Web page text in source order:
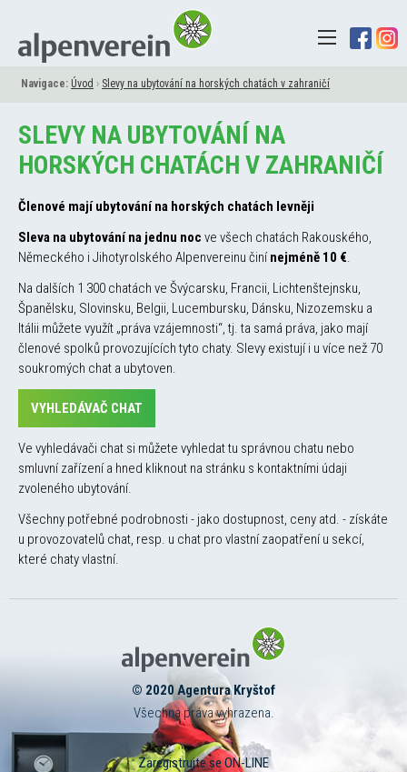
Navigace: Úvod › Slevy na ubytování na horských chatách v zahraničí
SLEVY NA UBYTOVÁNÍ NA
HORSKÝCH CHATÁCH V ZAHRANIČÍ
Členové mají ubytování na horských chatách levněji
Sleva na ubytování na jednu noc ve všech chatách Rakouského,
Německého i Jihotyrolského Alpenvereinu činínejméně 10 €.
Na dalších 1 300 chatách ve Švýcarsku, Francii, Lichtenštejnsku,
Španělsku, Slovinsku, Belgii, Lucembursku, Dánsku, Nizozemsku a
Itálii můžete využít „práva vzájemnosti“, tj. ta samá práva, jako mají
členové spolků provozujících tyto chaty. Slevy existují i u více než 70
soukromých chat a ubytoven.
VYHLEDÁVAČ CHAT
Ve vyhledávači chat si můžete vyhledat tu správnou chatu nebo
smluvní zařízení a hned kliknout na stránku s kontaktními údaji
zvoleného ubytování.
Všechny potřebné podrobnosti - jako dostupnost, ceny atd. - získáte
u provozovatelů chat, resp. u chat pro vlastní zaopatření u sekcí,
které chaty vlastní.
© 2020 Agentura Kryštof
Všechna práva vyhrazena.
Zaregistrujte se ON-LINE